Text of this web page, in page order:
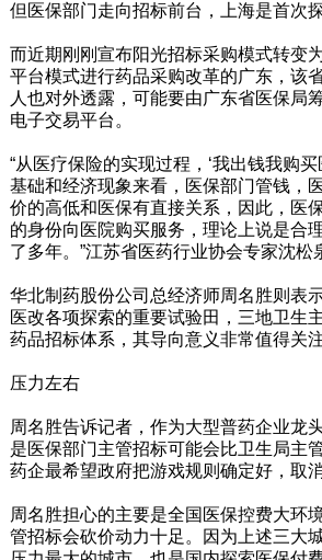
但医保部门走向招标前台，上海是首次探
而近期刚刚宣布阳光招标采购模式转变
平台模式进行药品采购改革的广东，该
人也对外透露，可能要由广东省医保局
电子交易平台。
“从医疗保险的实现过程，‘我出钱我购
基础和经济现象来看，医保部门管钱，
价的高低和医保有直接关系，因此，医
的身份向医院购买服务，理论上说是合
了多年。”江苏省医药行业协会专家沈松
华北制药股份公司总经济师周名胜则表
医改各项探索的重要试验田，三地卫生
药品招标体系，其导向意义非常值得关注
压力左右
周名胜告诉记者，作为大型普药企业龙
是医保部门主管招标可能会比卫生局主
药企最希望政府把游戏规则确定好，取消
周名胜担心的主要是全国医保控费大环
管招标会砍价动力十足。因为上述三大